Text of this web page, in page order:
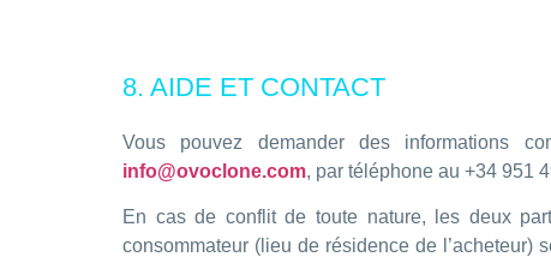
8. AIDE ET CONTACT
Vous pouvez demander des informations
info@ovoclone.com, par téléphone au +34 951
En cas de conflit de toute nature, les deux
consommateur (lieu de résidence de l’acheteur)